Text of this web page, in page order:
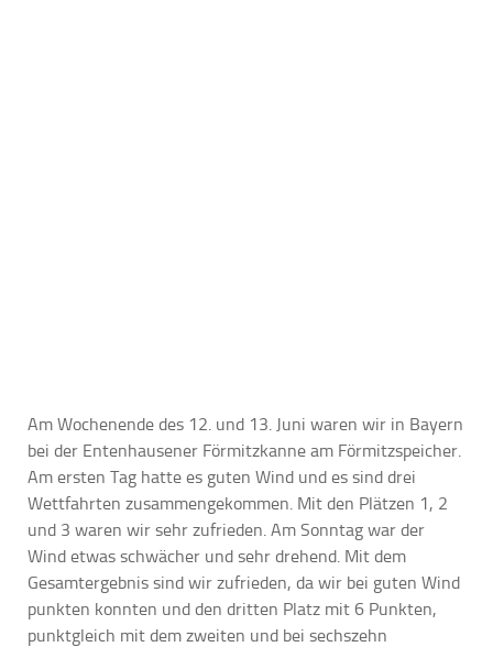
Am Wochenende des 12. und 13. Juni waren wir in Bayern
bei der Entenhausener Förmitzkanne am Förmitzspeicher.
Am ersten Tag hatte es guten Wind und es sind drei
Wettfahrten zusammengekommen. Mit den Plätzen 1, 2
und 3 waren wir sehr zufrieden. Am Sonntag war der
Wind etwas schwächer und sehr drehend. Mit dem
Gesamtergebnis sind wir zufrieden, da wir bei guten Wind
punkten konnten und den dritten Platz mit 6 Punkten,
punktgleich mit dem zweiten und bei sechszehn